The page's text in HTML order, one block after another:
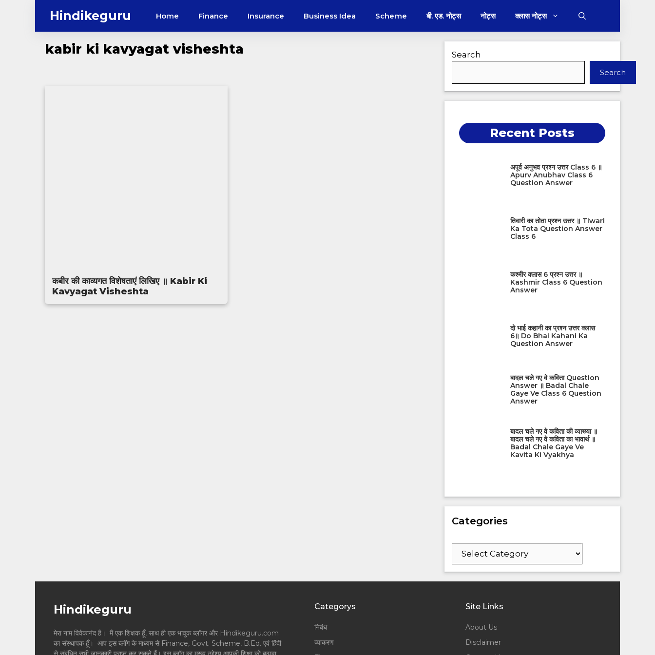
Hindikeguru Home Finance Insurance Business Idea Scheme बी. एड. नोट्स नोट्स क्लास नोट्स
kabir ki kavyagat visheshta
कबीर की काव्यगत विशेषताएं लिखिए ॥ Kabir Ki
Kavyagat Visheshta
Search
Search
Recent Posts
अपूर्व अनुभव प्रश्न उत्तर Class 6 ॥
Apurv Anubhav Class 6
Question Answer
तिवारी का तोता प्रश्न उत्तर ॥ Tiwari
Ka Tota Question Answer
Class 6
कश्मीर क्लास 6 प्रश्न उत्तर ॥
Kashmir Class 6 Question
Answer
दो भाई कहानी का प्रश्न उत्तर क्लास
6॥ Do Bhai Kahani Ka
Question Answer
बादल चले गए वे कविता Question
Answer ॥ Badal Chale
Gaye Ve Class 6 Question
Answer
बादल चले गए वे कविता की व्याख्या ॥
बादल चले गए वे कविता का भावार्थ ॥
Badal Chale Gaye Ve
Kavita Ki Vyakhya
Categories
Categories
Hindikeguru
मेरा नाम विवेकानंद है। मैं एक शिक्षक हूँ, साथ ही एक भावुक ब्लॉगर और Hindikeguru.com
का संस्थापक हूँ। आप इस ब्लॉग के माध्यम से Finance, Govt. Scheme, B.Ed. एवं हिंदी
Categorys
निबंध
व्याकरण
Site Links
About Us
Disclaimer